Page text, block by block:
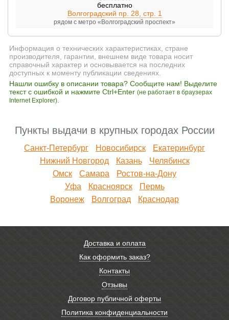
бесплатно
Волгоградский пр. 28, стр. 1
рядом с метро «Волгоградский проспект»
Информация о технических характеристиках, стране
производителя, гарантии, внешнем виде товара носит
справочный характер и основывается на последних
доступных к моменту публикации сведениях.
Нашли ошибку в описании товара? Сообщите нам! Выделите
текст с ошибкой и нажмите Ctrl+Enter (не работает в браузерах
Internet Explorer)
Пункты выдачи в крупных городах России
Санкт-Петербург Новосибирск
Екатеринбург
Нижний Новгород
Казань
Челябинск
Омск
Самара
Ростов-на-Дону
Уфа
Красноярск
Пермь
Воронеж
Волгоград Краснодар
Доставка и оплата
Как оформить заказ?
Контакты
Отзывы
Договор публичной оферты
Политика конфиденциальности